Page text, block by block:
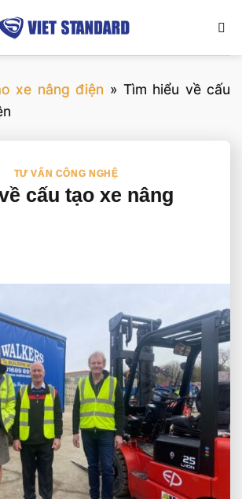
xe nâng điện » Tìm hiểu về cấu
TƯ VẤN CÔNG NGHỆ
cấu tạo xe nâng